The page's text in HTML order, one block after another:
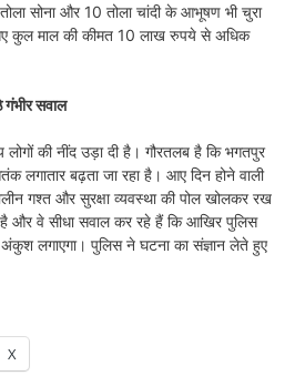
सोना और 10 तोला चांदी के आभूषण भी चुरा
कुल माल की कीमत 10 लाख रुपये से अधिक
गंभीर सवाल
लोगों की नींद उड़ा दी है। गौरतलब है कि भगतपुर
लगातार बढ़ता जा रहा है। आए दिन होने वाली
गश्त और सुरक्षा व्यवस्था की पोल खोलकर रख
है और वे सीधा सवाल कर रहे हैं कि आखिर पुलिस
लगाएगा। पुलिस ने घटना का संज्ञान लेते हुए
X